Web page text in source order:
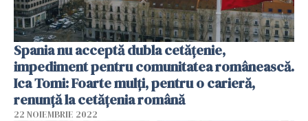
Spania nu acceptă dubla cetățenie,
impediment pentru comunitatea românească.
Ica Tomi: Foarte mulți, pentru o carieră,
renunță la cetățenia română
22 NOIEMBRIE 2022